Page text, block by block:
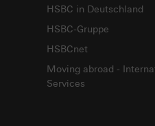
HSBC in Deutschland
HSBC-Gruppe
HSBCnet
Moving abroad -
Services